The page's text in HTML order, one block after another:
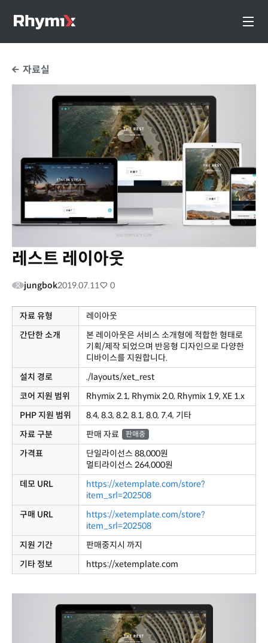
자료실
레스트 레이아웃
jungbok2019.07.11 0
자료 유형
레이아웃
간단한 소개
본 레이아웃은 서비스 소개형에 적합한 형태로
기획/제작 되었으며 반응형 디자인으로 다양한
디바이스를 지원합니다.
설치 경로
./layouts/xet_rest
코어 지원 범위
Rhymix 2.1, Rhymix 2.0, Rhymix 1.9, XE 1.x
PHP 지원 범위
8.4, 8.3, 8.2, 8.1, 8.0, 7.4, 기타
자료 구분
판매 자료 판매중
가격표 단일라이선스 88,000원
멀티라이선스 264,000원
데모 URL
https://xetemplate.com/store?
item_srl=202508
구매 URL
https://xetemplate.com/store?
item_srl=202508
지원 기간
판매중지시 까지
기타 정보
https://xetemplate.com